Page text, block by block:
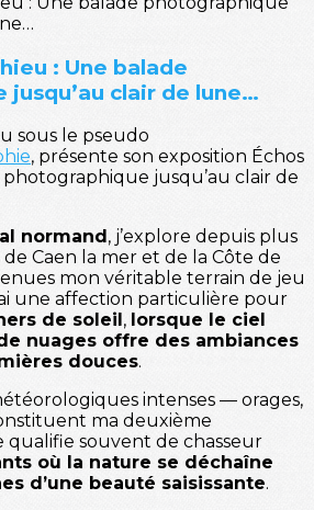
: Une balade
clair de lune…
sous le pseudo
, présente son exposition Échos
jusqu’au clair de
normand , j’explore depuis plus
de Caen la mer et de la Côte de
mon véritable terrain de jeu
une affection particulière pour
de soleil , lorsque le ciel
nuages offre des ambiances
douces.
intenses — orages,
ma deuxième
qualifie souvent de chasseur
où la nature se déchaîne
d’une beauté saisissante.